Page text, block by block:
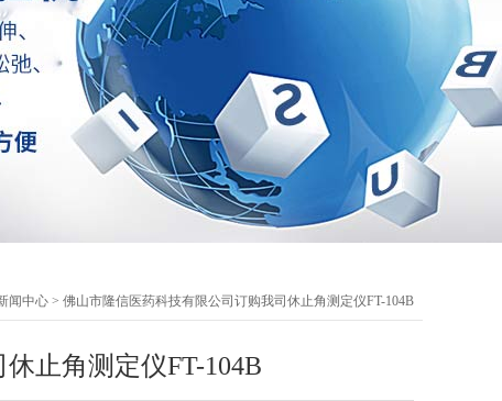
闻中心 > 佛山市隆信医药科技有限公司订购我司休止角测定仪FT-104B
止角测定仪FT-104B